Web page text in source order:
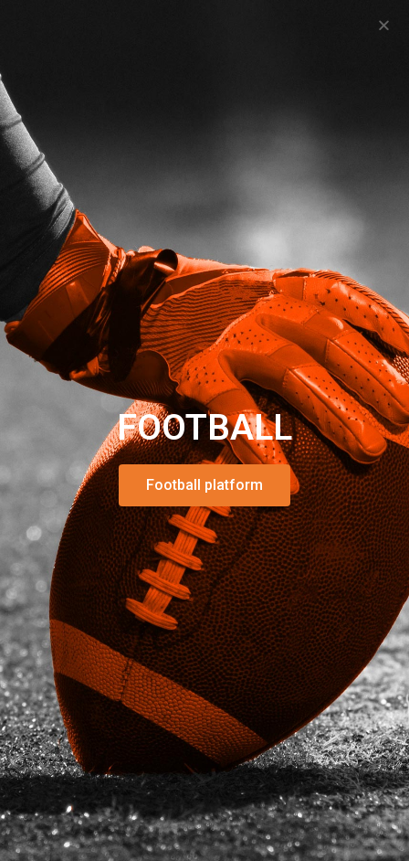
Vereinssuche Dänemark
Handballforum für Trainer
0 votes
usermind
Hier kannst Du aktiv auf Vereinssuche in
Dänemark gehen und Dich bei anderen
Forummitgliedern erkundigen, wo Bedarf ist.
0 0 0
No one has replied to this topic.
Schnellnavigation
Home
Kontakt
Spieler-Profil anlegen
Trainer-Profil anlegen
als Verein registrieren
FOOTBALL
Football platform